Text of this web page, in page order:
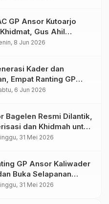
GP Ansor Kutoarjo
Gus Ahil
Harus Bermanfaat bagi
8 Jun 2026
Kader dan
Empat Ranting GP
Gelar Reorganisasi
6 Jun 2026
Bagelen Resmi Dilantik,
dan Khidmah untuk
31 Mei 2026
GP Ansor Kaliwader
Buka Selapanan
Organisasi dan
31 Mei 2026